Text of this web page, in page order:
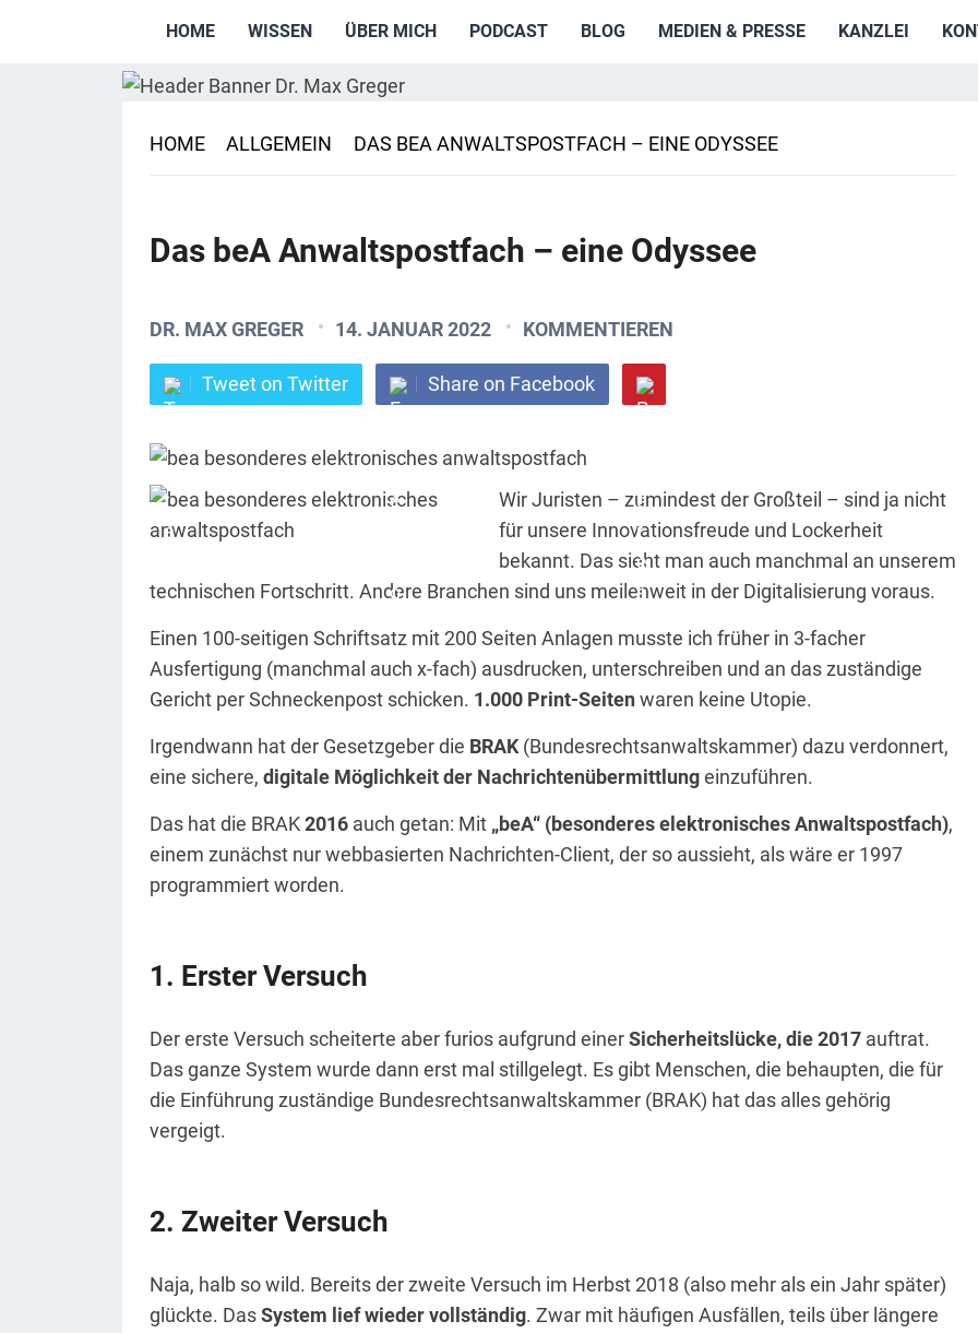
HOME WISSEN ÜBER MICH PODCAST BLOG MEDIEN & PRESSE KANZLEI
HOME ALLGEMEIN DAS BEA ANWALTSPOSTFACH – EINE ODYSSEE
Das beA Anwaltspostfach – eine Odyssee
DR. MAX GREGER 14. JANUAR 2022 KOMMENTIEREN
Tweet on Twitter Share on Facebook
Wir Juristen – zumindest der Großteil – sind ja nicht
für unsere Innovationsfreude und Lockerheit
bekannt. Das sieht man auch manchmal an unserem
technischen Fortschritt. Andere Branchen sind uns meilenweit in der Digitalisierung voraus.
Einen 100-seitigen Schriftsatz mit 200 Seiten Anlagen musste ich früher in 3-facher
Ausfertigung (manchmal auch x-fach) ausdrucken, unterschreiben und an das zuständige
Gericht per Schneckenpost schicken. 1.000 Print-Seitenwaren keine Utopie.
Irgendwann hat der Gesetzgeber die BRAK (Bundesrechtsanwaltskammer) dazu verdonnert,
eine sichere, digitale Möglichkeit der Nachrichtenübermittlungeinzuführen.
Das hat die BRAK2016 auch getan: Mit „beA“ (besonderes elektronisches Anwaltspostfach),
einem zunächst nur webbasierten Nachrichten-Client, der so aussieht, als wäre er 1997
programmiert worden.
Erster Versuch
Der erste Versuch scheiterte aber furios aufgrund einerSicherheitslücke, die 2017 auftrat.
Das ganze System wurde dann erst mal stillgelegt. Es gibt Menschen, die behaupten, die für
die Einführung zuständige Bundesrechtsanwaltskammer (BRAK) hat das alles gehörig
vergeigt.
Zweiter Versuch
Naja, halb so wild. Bereits der zweite Versuch im Herbst 2018 (also mehr als ein Jahr später)
glückte. DasSystem lief wieder vollständig. Zwar mit häufigen Ausfällen, teils über längere